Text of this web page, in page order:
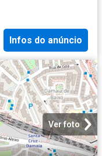
Infos do anúncio
Ver foto